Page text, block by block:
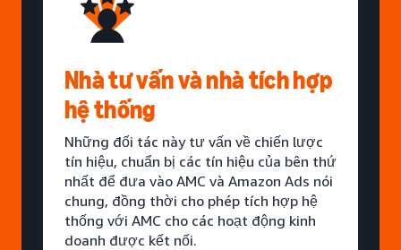
Nhà tư vấn và nhà tích hợp
hệ thống
Những đối tác này tư vấn về chiến lược
tín hiệu, chuẩn bị các tín hiệu của bên thứ
nhất để đưa vào AMC và Amazon Ads nói
chung, đồng thời cho phép tích hợp hệ
thống với AMC cho các hoạt động kinh
doanh được kết nối.